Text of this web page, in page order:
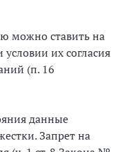
можно ставить на
их согласия
(п. 16
данные
Запрет на